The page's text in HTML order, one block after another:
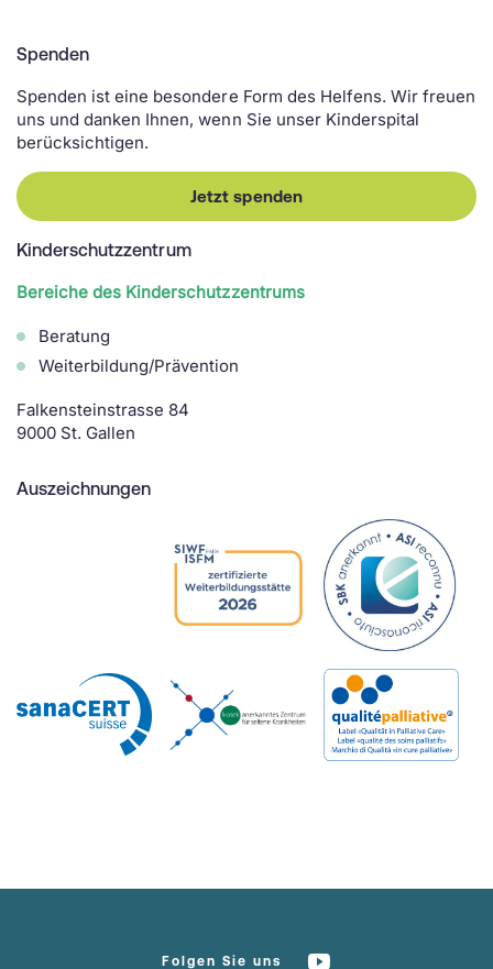
Spenden
Spenden ist eine besondere Form des Helfens. Wir freuen
uns und danken Ihnen, wenn Sie unser Kinderspital
berücksichtigen.
Jetzt spenden
Kinderschutzzentrum
Bereiche des Kinderschutzzentrums
Beratung
Weiterbildung/Prävention
Falkensteinstrasse 84
9000 St. Gallen
Auszeichnungen
Folgen Sie uns